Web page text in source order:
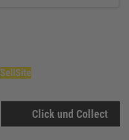
Click und Collect
SellSite